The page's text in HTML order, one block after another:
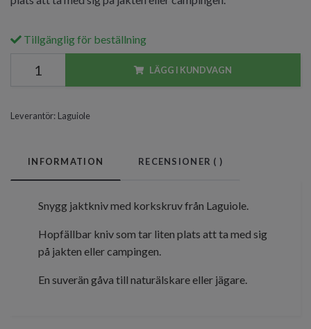
Tillgänglig för beställning
LÄGG I KUNDVAGN
Leverantör: Laguiole
INFORMATION RECENSIONER ( )
Snygg jaktkniv med korkskruv från Laguiole.
Hopfällbar kniv som tar liten plats att ta med sig
på jakten eller campingen.
En suverän gåva till naturälskare eller jägare.